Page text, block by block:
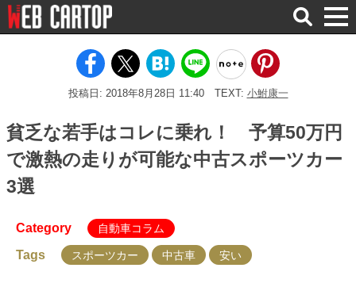
検
索
投稿日: 2018年8月28日 11:40 TEXT: 小鮒康一
貧乏な若手はコレに乗れ！ 予算50万円
で激熱の走りが可能な中古スポーツカー
3選
Category 自動車コラム
Tags スポーツカー 中古車 安い